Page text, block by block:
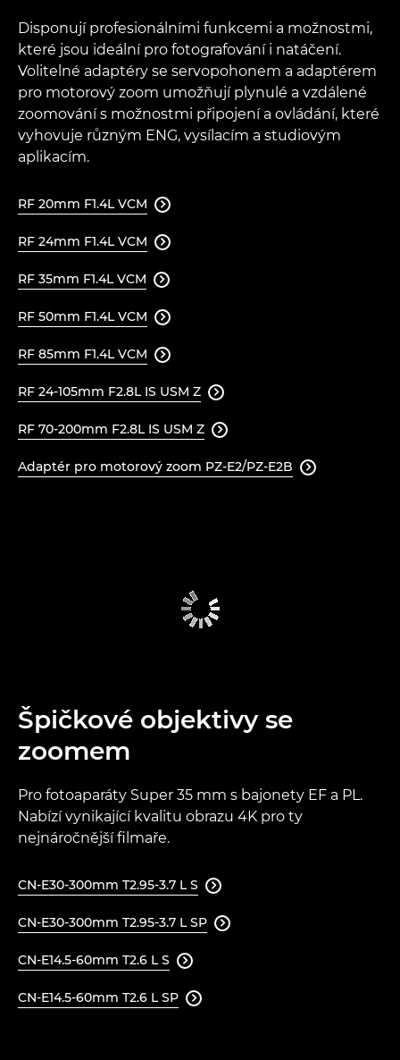
Disponují profesionálními funkcemi a možnostmi,
které jsou ideální pro fotografování i natáčení.
Volitelné adaptéry se servopohonem a adaptérem
pro motorový zoom umožňují plynulé a vzdálené
zoomování s možnostmi připojení a ovládání, které
vyhovuje různým ENG, vysílacím a studiovým
aplikacím.
RF 20mm F1.4L VCM 
RF 24mm F1.4L VCM 
RF 35mm F1.4L VCM 
RF 50mm F1.4L VCM 
RF 85mm F1.4L VCM 
RF 24-105mm F2.8L IS USM Z 
RF 70-200mm F2.8L IS USM Z 
Adaptér pro motorový zoom PZ-E2/PZ-E2B 
Špičkové objektivy se
zoomem
Pro fotoaparáty Super 35 mm s bajonety EF a PL.
Nabízí vynikající kvalitu obrazu 4K pro ty
nejnáročnější filmaře.
CN-E30-300mm T2.95-3.7 L S 
CN-E30-300mm T2.95-3.7 L SP 
CN-E14.5-60mm T2.6 L S 
CN-E14.5-60mm T2.6 L SP 